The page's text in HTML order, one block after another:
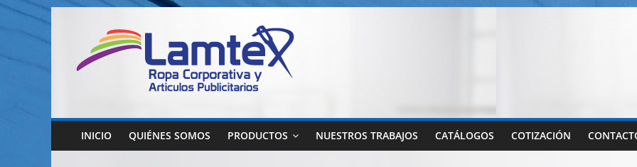
contenido
Lamtex
Corporativa
INICIO QUIÉNES SOMOS PRODUCTOS NUESTROS TRABAJOS CATÁLOGOS COTIZACIÓN